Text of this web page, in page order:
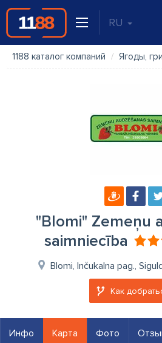
RU
1188 каталог компаний Ягоды,
"Blomi" Zemeņu
saimniecība
Blomi, Inčukalna pag.,
Как
Инфо Карта Фото